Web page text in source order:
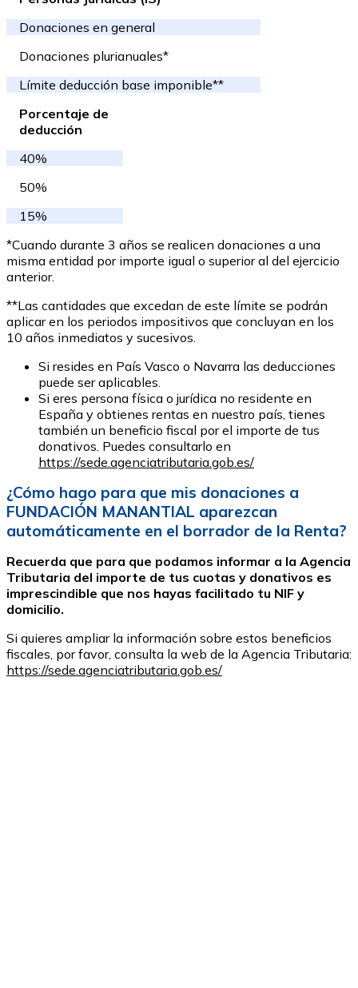
Donaciones en general
Donaciones plurianuales*
Límite deducción base imponible**
Porcentaje de
deducción
40%
50%
15%
*Cuando durante 3 años se realicen donaciones a una
misma entidad por importe igual o superior al del ejercicio
anterior.
**Las cantidades que excedan de este límite se podrán
aplicar en los periodos impositivos que concluyan en los
10 años inmediatos y sucesivos.
Si resides en País Vasco o Navarra las deducciones
puede ser aplicables.
Si eres persona física o jurídica no residente en
España y obtienes rentas en nuestro país, tienes
también un beneficio fiscal por el importe de tus
donativos. Puedes consultarlo en
https://sede.agenciatributaria.gob.es/
¿Cómo hago para que mis donaciones a
FUNDACIÓN MANANTIAL aparezcan
automáticamente en el borrador de la Renta?
Recuerda que para que podamos informar a la Agencia
Tributaria del importe de tus cuotas y donativos es
imprescindible que nos hayas facilitado tu NIF y
domicilio.
Si quieres ampliar la información sobre estos beneficios
fiscales, por favor, consulta la web de la Agencia Tributaria:
https://sede.agenciatributaria.gob.es/